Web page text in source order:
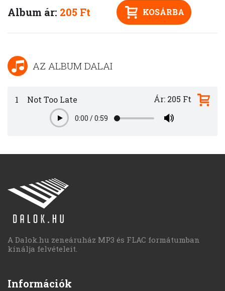
Album ár: 205 Ft KOSÁRBA
AZ ALBUM DALAI
1 Not Too Late
Play0:00 /0:59
Ár: 205 Ft
A Dalok.hu zeneáruház MP3 és FLAC formátumban
kínálja felvételeit.
Információk